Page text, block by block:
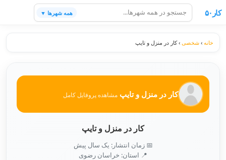
کار۵۰ همه شهرها ▼
خانه › شخصی ›کار در منزل و تایپ
کار در منزل و تایپ مشاهده پروفایل کامل
کار در منزل و تایپ
📅 زمان انتشار: یک سال پیش
📍 استان: خراسان رضوی